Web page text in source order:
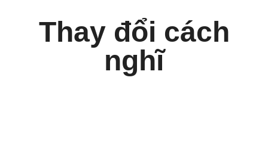
Thay đổi cách
nghĩ